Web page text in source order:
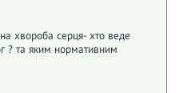
хвороба серця- хто веде
? та яким нормативним